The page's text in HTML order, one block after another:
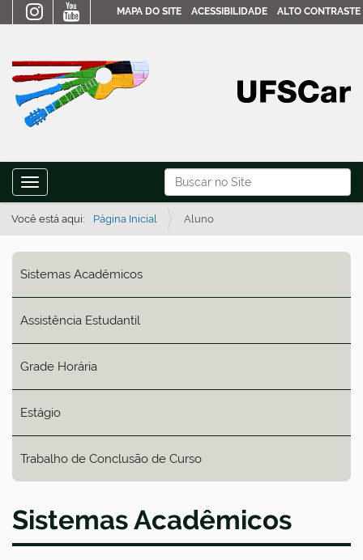
Busca
Busca Avançada…
MAPA DO SITE ACESSIBILIDADE ALTO CONTRASTE
Toggle navigation
Você está aqui: Página Inicial Aluno
Sistemas Acadêmicos
Assistência Estudantil
Grade Horária
Estágio
Trabalho de Conclusão de Curso
Sistemas Acadêmicos